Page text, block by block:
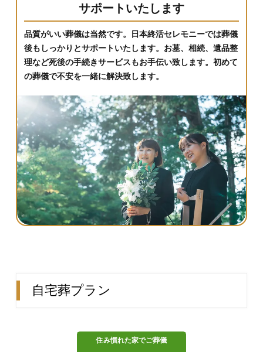
サポートいたします
品質がいい葬儀は当然です。日本終活セレモニーでは葬儀
後もしっかりとサポートいたします。お墓、相続、遺品整
理など死後の手続きサービスもお手伝い致します。初めて
の葬儀で不安を一緒に解決致します。
自宅葬プラン
住み慣れた家でご葬儀